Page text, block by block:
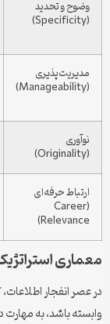
وضوح و تحدید
(Specificity)
مدیریت‌پذیری
(Manageability)
نوآوری
(Originality)
ارتباط حرفه‌ای
(Career
Relevance)
معماری
در عصر انفجار
وابسته باشد، به